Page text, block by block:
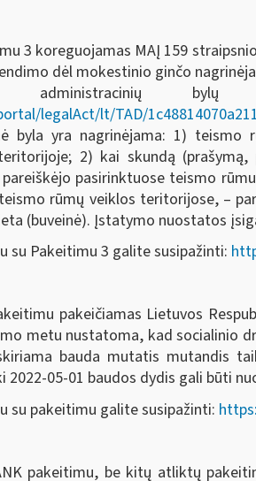
3 koreguojamas MAĮ 159
dėl mokestinio ginčo
legalAct/lt/TAD/
byla yra nagrinėjama: 1)
2) kai skundą
pasirinktuose teismo
rūmų veiklos teritorijose, –
(buveinė). Įstatymo nuostatos
su Pakeitimu 3 galite susipažinti:
pakeičiamas Lietuvos
metu nustatoma, kad socialinio
bauda mutatis mutandis
05-01 baudos dydis gali būti
su pakeitimu galite susipažinti:
be kitų atliktų